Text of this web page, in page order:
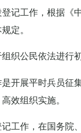
记工作，根据《
定。
织公民依法进行
开展平时兵员征
效组织实施。
工作，在国务院